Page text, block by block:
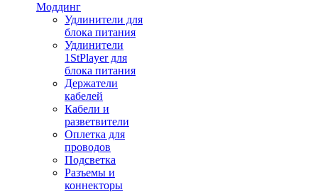
Моддинг
Удлинители для
блока питания
Удлинители
1StPlayer для
блока питания
Держатели
кабелей
Кабели и
разветвители
Оплетка для
проводов
Подсветка
Разъемы и
коннекторы